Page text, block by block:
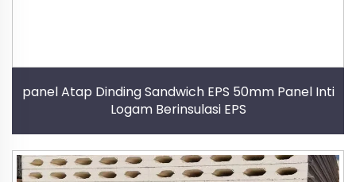
panel Atap Dinding Sandwich EPS 50mm Panel Inti
Logam Berinsulasi EPS